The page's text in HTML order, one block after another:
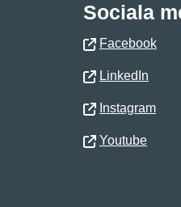
Sociala
Facebook
LinkedIn
Instagram
Youtube